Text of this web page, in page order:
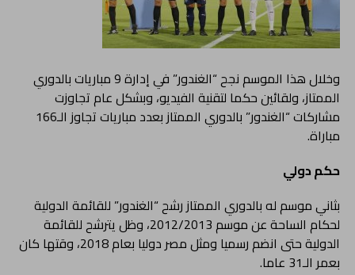
وخلال هذا الموسم نجح “الغندور” في إدارة 9 مباريات بالدوري
الممتاز، ولقائين حكما لتقنية الفيديو، وبشكل عام تجاوزت
مشاركات “الغندور” بالدوري الممتاز بعدد مباريات تجاوز الـ166
مباراة.
حكم دولي
بثاني موسم له بالدوري الممتاز رشح “الغندور” للقائمة الدولية
لحكام الساحة عن موسم 2012/2013، وظل يترشح للقائمة
الدولية حتى انضم رسميا ومثل مصر دوليا بعام 2018، وقتها كان
بعمر الـ31 عاما.